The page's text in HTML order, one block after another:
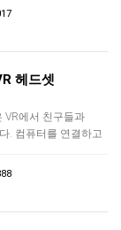
헤드셋
VR에서 친구들과
. 컴퓨터를 연결하고